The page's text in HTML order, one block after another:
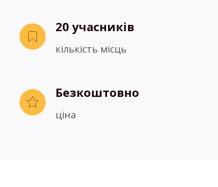
20 учасників
кількість місць
Безкоштовно
ціна